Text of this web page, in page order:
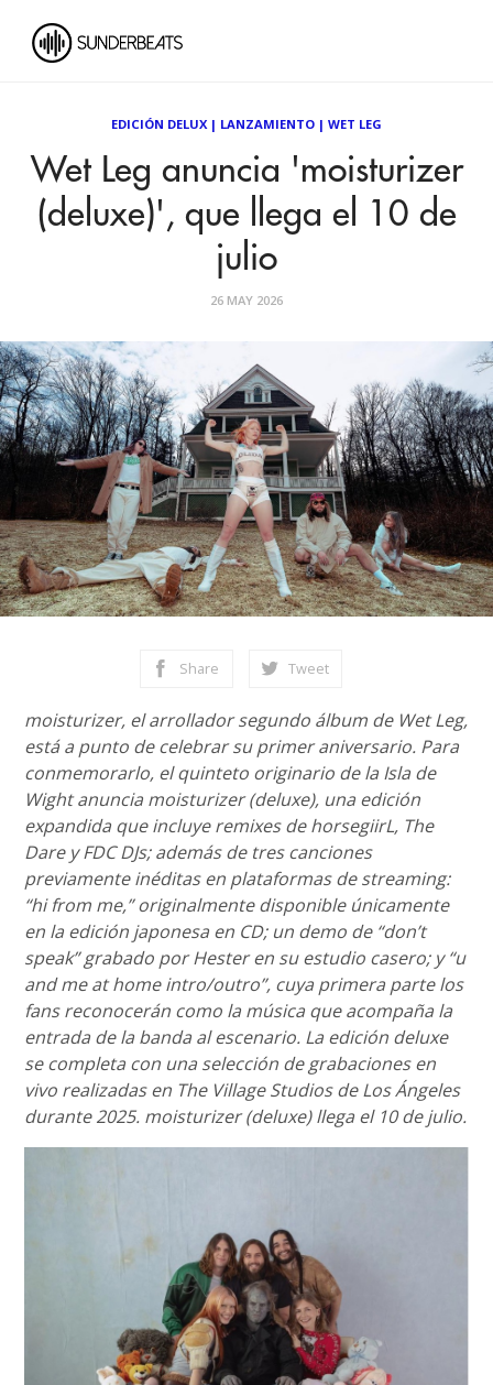
EDICIÓN DELUX| LANZAMIENTO | WET LEG
Wet Leg anuncia 'moisturizer
(deluxe)', que llega el 10 de
julio
26 MAY 2026
Share Tweet
moisturizer, el arrollador segundo álbum de Wet Leg,
está a punto de celebrar su primer aniversario. Para
conmemorarlo, el quinteto originario de la Isla de
Wight anuncia moisturizer (deluxe), una edición
expandida que incluye remixes de horsegiirL, The
Dare y FDC DJs; además de tres canciones
previamente inéditas en plataformas de streaming:
“hi from me,” originalmente disponible únicamente
en la edición japonesa en CD; un demo de “don’t
speak” grabado por Hester en su estudio casero; y “u
and me at home intro/outro”, cuya primera parte los
fans reconocerán como la música que acompaña la
entrada de la banda al escenario. La edición deluxe
se completa con una selección de grabaciones en
vivo realizadas en The Village Studios de Los Ángeles
durante 2025. moisturizer (deluxe) llega el 10 de julio.